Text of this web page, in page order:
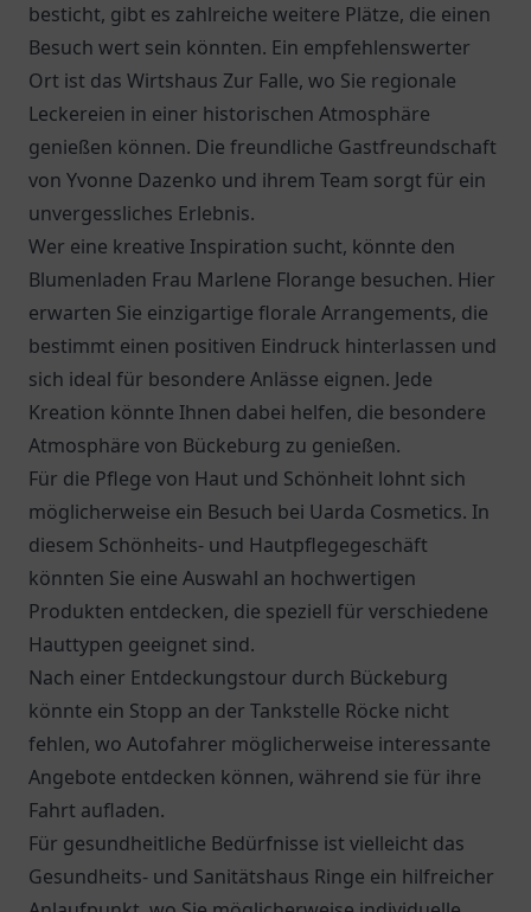
besticht, gibt es zahlreiche weitere Plätze, die einen
Besuch wert sein könnten. Ein empfehlenswerter
Ort ist das Wirtshaus Zur Falle, wo Sie regionale
Leckereien in einer historischen Atmosphäre
genießen können. Die freundliche Gastfreundschaft
von Yvonne Dazenko und ihrem Team sorgt für ein
unvergessliches Erlebnis.
Wer eine kreative Inspiration sucht, könnte den
Blumenladen Frau Marlene Florange besuchen. Hier
erwarten Sie einzigartige florale Arrangements, die
bestimmt einen positiven Eindruck hinterlassen und
sich ideal für besondere Anlässe eignen. Jede
Kreation könnte Ihnen dabei helfen, die besondere
Atmosphäre von Bückeburg zu genießen.
Für die Pflege von Haut und Schönheit lohnt sich
möglicherweise ein Besuch bei Uarda Cosmetics. In
diesem Schönheits- und Hautpflegegeschäft
könnten Sie eine Auswahl an hochwertigen
Produkten entdecken, die speziell für verschiedene
Hauttypen geeignet sind.
Nach einer Entdeckungstour durch Bückeburg
könnte ein Stopp an der Tankstelle Röcke nicht
fehlen, wo Autofahrer möglicherweise interessante
Angebote entdecken können, während sie für ihre
Fahrt aufladen.
Für gesundheitliche Bedürfnisse ist vielleicht das
Gesundheits- und Sanitätshaus Ringe ein hilfreicher